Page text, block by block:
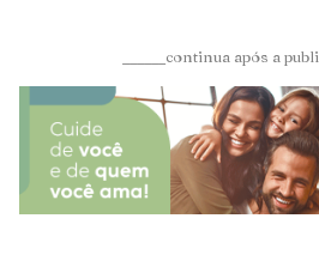
______continua após a